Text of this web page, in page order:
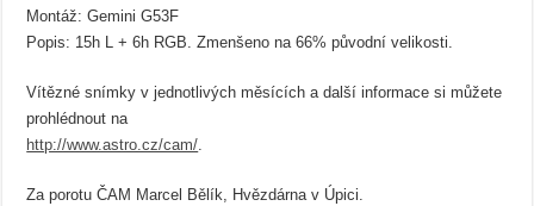
Montáž: Gemini G53F
Popis: 15h L + 6h RGB. Zmenšeno na 66% původní velikosti.
Vítězné snímky v jednotlivých měsících a další informace si můžete
prohlédnout na
http://www.astro.cz/cam/
Za porotu ČAM Marcel Bělík, Hvězdárna v Úpici.